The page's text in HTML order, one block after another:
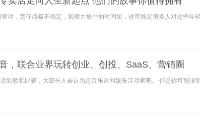
，联合业界玩转创业、创投、SaaS、营销圈